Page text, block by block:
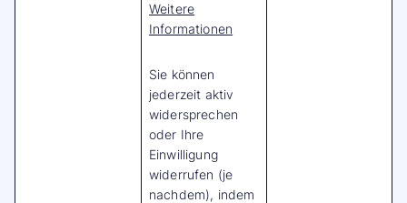
Weitere
Informationen
Sie können
jederzeit aktiv
widersprechen
oder Ihre
Einwilligung
widerrufen (je
nachdem), indem